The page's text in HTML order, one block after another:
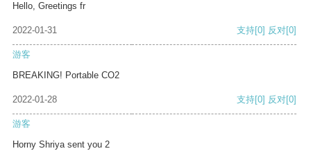
Hello, Greetings fr
2022-01-31 支持[0] 反对[0]
游客
BREAKING! Portable CO2
2022-01-28 支持[0] 反对[0]
游客
Horny Shriya sent you 2